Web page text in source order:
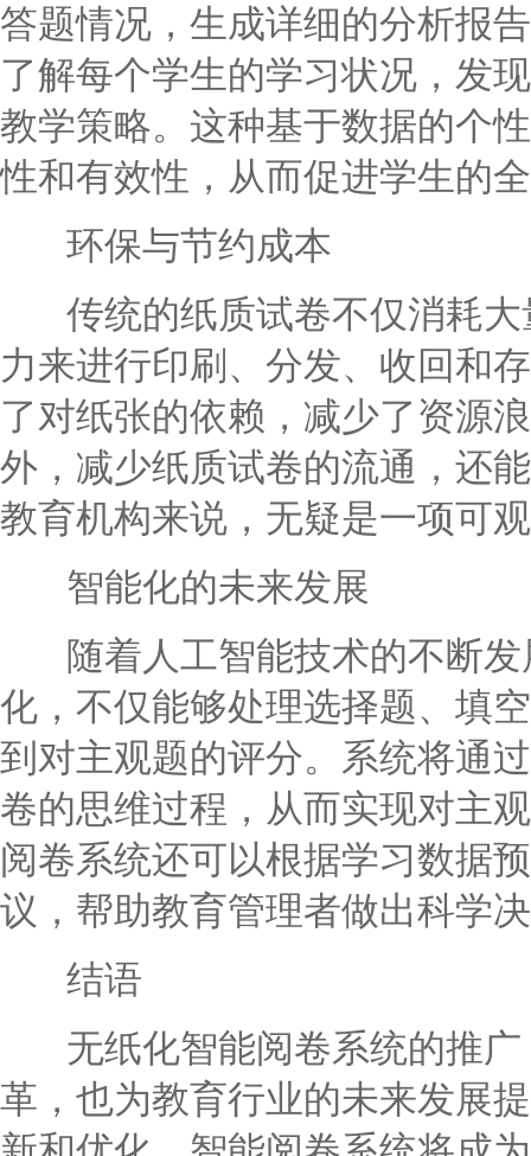
答题情况，生成详细的分析报
了解每个学生的学习状况，发
教学策略。这种基于数据的个
性和有效性，从而促进学生的
环保与节约成本
传统的纸质试卷不仅消耗大
力来进行印刷、分发、收回和
了对纸张的依赖，减少了资源
外，减少纸质试卷的流通，还
教育机构来说，无疑是一项可
智能化的未来发展
随着人工智能技术的不断发
化，不仅能够处理选择题、填
到对主观题的评分。系统将通
卷的思维过程，从而实现对主
阅卷系统还可以根据学习数据
议，帮助教育管理者做出科学
结语
无纸化智能阅卷系统的推广
革，也为教育行业的未来发展